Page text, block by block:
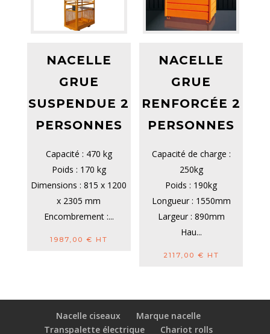
NACELLE
GRUE
SUSPENDUE 2
PERSONNES
Capacité : 470 kg
Poids : 170 kg
Dimensions : 815 x 1200
x 2305 mm
Encombrement :...
1987,00 € HT
NACELLE
GRUE
RENFORCÉE 2
PERSONNES
Capacité de charge :
250kg
Poids : 190kg
Longueur : 1550mm
Largeur : 890mm
Hau...
2117,00 € HT
Nacelle ciseaux
Marque nacelle
Transpalette électrique
Chariot rolls